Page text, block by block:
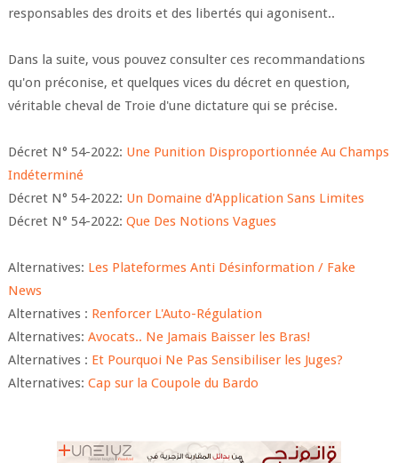
responsables des droits et des libertés qui agonisent..
Dans la suite, vous pouvez consulter ces recommandations
qu'on préconise, et quelques vices du décret en question,
véritable cheval de Troie d'une dictature qui se précise.
Décret N° 54-2022: Une Punition Disproportionnée Au Champs
Indéterminé
Décret N° 54-2022: Un Domaine d'Application Sans Limites
Décret N° 54-2022: Que Des Notions Vagues
Alternatives: Les Plateformes Anti Désinformation / Fake
News
Alternatives : Renforcer L'Auto-Régulation
Alternatives: Avocats.. Ne Jamais Baisser les Bras!
Alternatives : Et Pourquoi Ne Pas Sensibiliser les Juges?
Alternatives: Cap sur la Coupole du Bardo